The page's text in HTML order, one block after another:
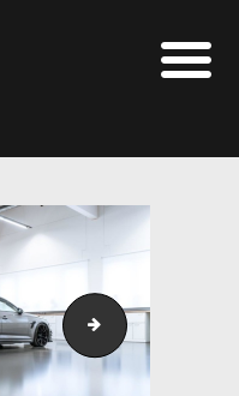
FRANCE